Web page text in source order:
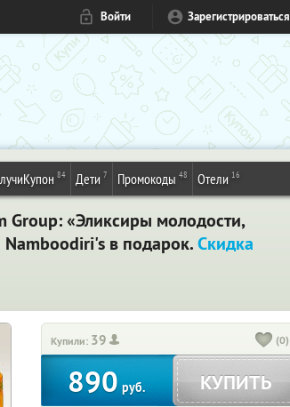
Войти Зарегистрироваться
84 Дети 7 Промокоды 48 Отели 16
«Эликсиры молодости,
Namboodiri's в подарок.Скидка
Купили: 39 (0)
890 руб. КУПИТЬ